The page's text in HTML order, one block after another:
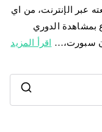
عبر الإنترنت، من اي
بمشاهدة الدوري
سبورت،…
اقرأ المزيد